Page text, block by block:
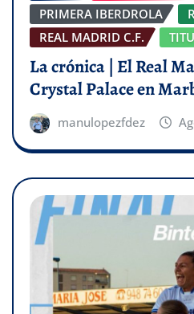
PRIMERA IBERDROLA
REAL MADRID C.F.
La crónica | El Real
Crystal Palace en
manulopezfdez